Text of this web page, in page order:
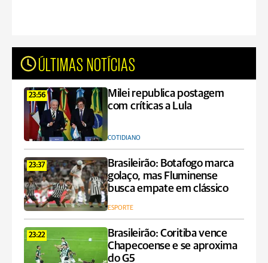
ÚLTIMAS NOTÍCIAS
23:56
Milei republica postagem
com críticas a Lula
COTIDIANO
23:37
Brasileirão: Botafogo marca
golaço, mas Fluminense
busca empate em clássico
ESPORTE
23:22
Brasileirão: Coritiba vence
Chapecoense e se aproxima
do G5